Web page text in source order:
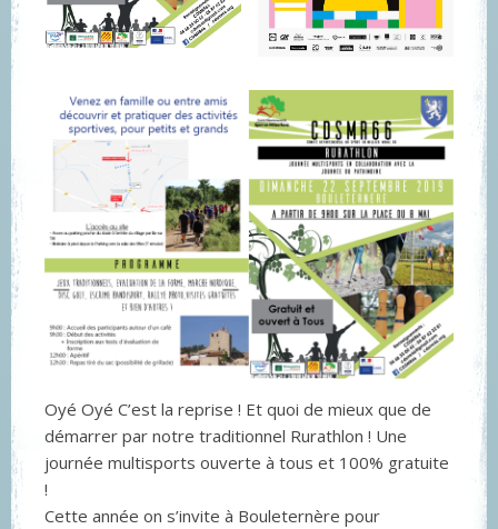
Oyé Oyé C’est la reprise ! Et quoi de mieux que de
démarrer par notre traditionnel Rurathlon ! Une
journée multisports ouverte à tous et 100% gratuite
!
Cette année on s’invite à Bouleternère pour